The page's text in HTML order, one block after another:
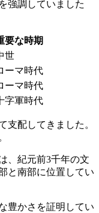
強調していました
要な時期
世
ーマ時代
ーマ時代
字軍時代
支配してきました。
、紀元前3千年の文
と南部に位置してい
豊かさを証明してい